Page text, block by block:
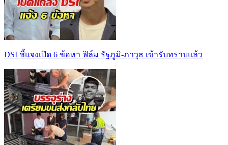
DSI ชี้แจงเปิด 6 ข้อหา ฟิล์ม รัฐภูมิ-ภาวุธ เข้ารับทราบแล้ว